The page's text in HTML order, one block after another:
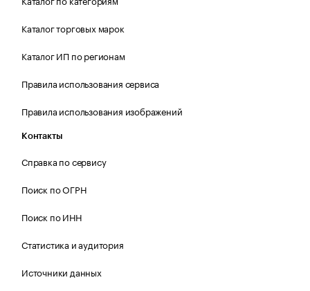
Каталог торговых марок
Каталог ИП по регионам
Правила использования сервиса
Правила использования изображений
Контакты
Справка по сервису
Поиск по ОГРН
Поиск по ИНН
Статистика и аудитория
Источники данных